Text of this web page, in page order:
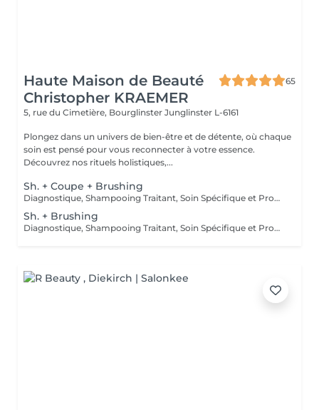
Haute Maison de Beauté
Christopher KRAEMER
65
5, rue du Cimetière, Bourglinster Junglinster L-6161
Plongez dans un univers de bien-être et de détente, où chaque
soin est pensé pour vous reconnecter à votre essence.
Découvrez nos rituels holistiques,...
Sh. + Coupe + Brushing
Diagnostique, Shampooing Traitant, Soin Spécifique et Produits Coiffants inclus
Sh. + Brushing
Diagnostique, Shampooing Traitant, Soin Spécifique et Produits Coiffants inclus